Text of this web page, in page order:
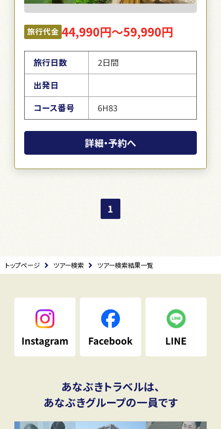
旅行代金 44,990円～59,990円
旅行日数
2日間
出発日
コース番号
6H83
詳細・予約へ
1
トップページ ツアー検索 ツアー検索結果一覧
あなぶきトラベルは、
あなぶきグループの一員です